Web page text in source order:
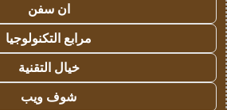
ان سفن
مرابع التكنولوجيا
خيال التقنية
شوف ويب